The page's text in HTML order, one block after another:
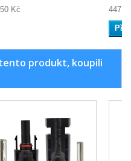
Kč 447
produkt, koupili